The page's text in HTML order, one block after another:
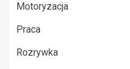
Motoryzacja
Praca
Rozrywka